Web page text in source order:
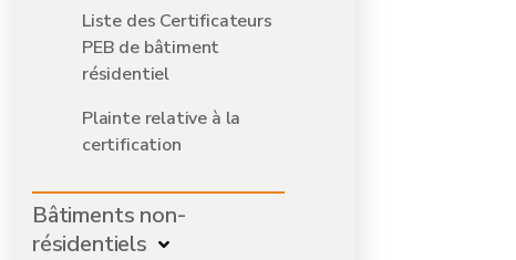
Liste des Certificateurs
PEB de bâtiment
résidentiel
Plainte relative à la
certification
Bâtiments non-
résidentiels